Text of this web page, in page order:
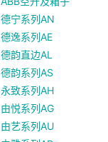
德宁系列AN
德逸系列AE
德韵直边AL
德韵系列AS
永致系列AH
由悦系列AG
由艺系列AU